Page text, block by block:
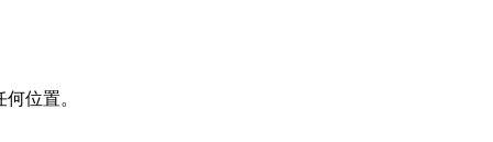
位置。